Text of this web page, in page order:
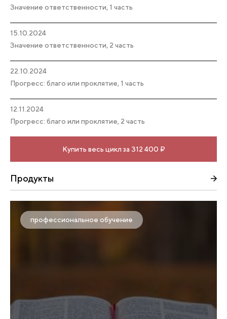
Значение ответственности, 1 часть
15.10.2024
Значение ответственности, 2 часть
22.10.2024
Прогресс: благо или проклятие, 1 часть
12.11.2024
Прогресс: благо или проклятие, 2 часть
Купить весь цикл за 312 400 ₽
Продукты
профессиональное обучение